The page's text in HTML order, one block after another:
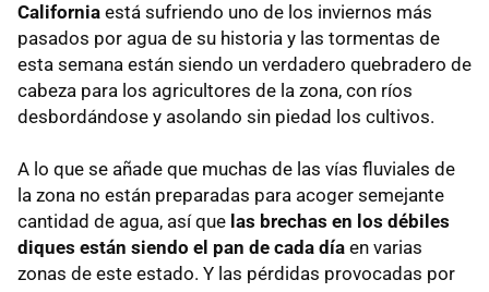
California está sufriendo uno de los inviernos más
pasados por agua de su historia y las tormentas de
esta semana están siendo un verdadero quebradero de
cabeza para los agricultores de la zona, con ríos
desbordándose y asolando sin piedad los cultivos.
A lo que se añade que muchas de las vías fluviales de
la zona no están preparadas para acoger semejante
cantidad de agua, así que las brechas en los débiles
diques están siendo el pan de cada día en varias
zonas de este estado. Y las pérdidas provocadas por